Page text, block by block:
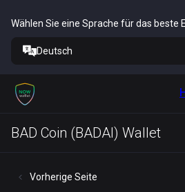
Wählen Sie eine Sprache für das beste
Deutsch
BAD Coin (BADAI) Wallet
Vorherige Seite